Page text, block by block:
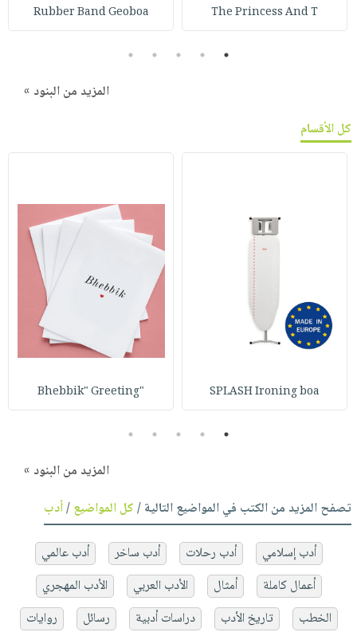
The Princess And T
Rubber Band Geoboa
1
2
3
4
5
المزيد من البنود »
كل الأقسام
SPLASH Ironing boa
"Bhebbik" Greeting
1
2
3
4
5
المزيد من البنود »
تصفح المزيد من الكتب في المواضيع التالية /كل المواضيع/أدب
أدب إسلامي أدب رحلات أدب ساخر
أدب عالمي
أعمال كاملة
أمثال الأدب العربي
الأدب المهجري
الخطب
تاريخ الأدب دراسات أدبية رسائل
روايات